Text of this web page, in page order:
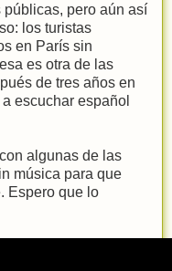
pero aún así
los turistas
en París sin
es otra de las
de tres años en
escuchar español
algunas de las
música para que
Espero que lo